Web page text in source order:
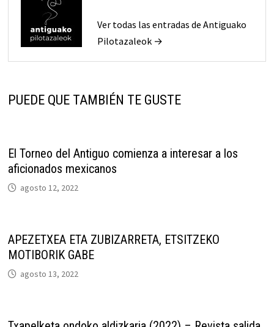
Ver todas las entradas de Antiguako
Pilotazaleok →
PUEDE QUE TAMBIÉN TE GUSTE
El Torneo del Antiguo comienza a interesar a los
aficionados mexicanos
agosto 12, 2022
APEZETXEA ETA ZUBIZARRETA, ETSITZEKO
MOTIBORIK GABE
agosto 13, 2022